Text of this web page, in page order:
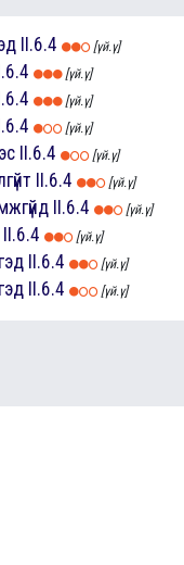
II.6.4 [үй.ү]
II.6.4 [үй.ү]
II.6.4 [үй.ү]
II.6.4 [үй.ү]
II.6.4 [үй.ү]
II.6.4 [үй.ү]
II.6.4 [үй.ү]
II.6.4 [үй.ү]
II.6.4 [үй.ү]
II.6.4 [үй.ү]